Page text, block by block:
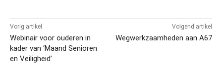
Vorig artikel
Webinair voor ouderen in
kader van ‘Maand Senioren
en Veiligheid’
Volgend artikel
Wegwerkzaamheden aan A67